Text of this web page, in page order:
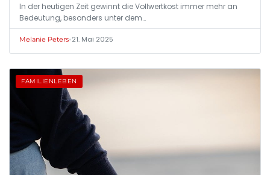
In der heutigen Zeit gewinnt die Vollwertkost immer mehr an
Bedeutung, besonders unter dem…
Melanie Peters•21. Mai 2025
FAMILIENLEBEN